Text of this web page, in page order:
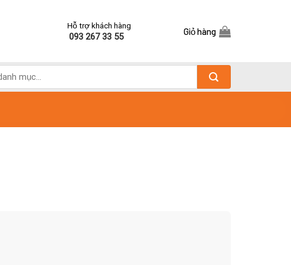
Hỗ trợ khách hàng
093 267 33 55
Giỏ hàng